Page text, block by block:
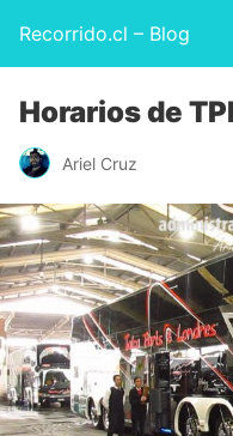
Recorrido.cl – Blog
Horarios de
Ariel Cruz